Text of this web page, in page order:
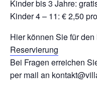
Kinder bis 3 Jahre:
Kinder 4 – 11: € 2,50
Hier können Sie für
Reservierung
Bei Fragen erreichen
per mail an